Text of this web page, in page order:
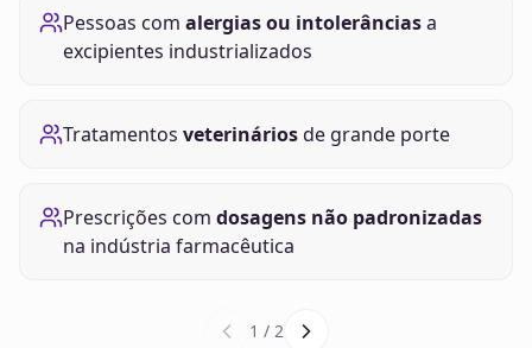
Pessoas com alergias ou intolerânciasa
excipientes industrializados
Tratamentos veterináriosde grande porte
Prescrições com dosagens não padronizadas
na indústria farmacêutica
1 / 2